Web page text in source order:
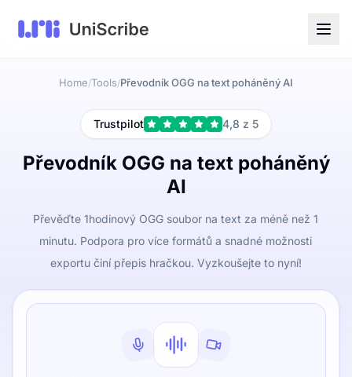
Home/Tools/Převodník OGG na text poháněný AI
Trustpilot 4,8 z 5
Převodník OGG na text poháněný
AI
Převěďte 1hodinový OGG soubor na text za méně než 1
minutu. Podpora pro více formátů a snadné možnosti
exportu činí přepis hračkou. Vyzkoušejte to nyní!